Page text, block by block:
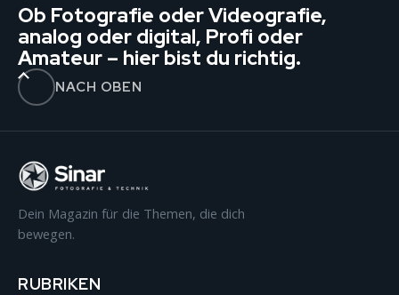
Ob Fotografie oder Videografie,
analog oder digital, Profi oder
Amateur – hier bist du richtig.
NACH OBEN
Dein Magazin für die Themen, die dich
bewegen.
RUBRIKEN